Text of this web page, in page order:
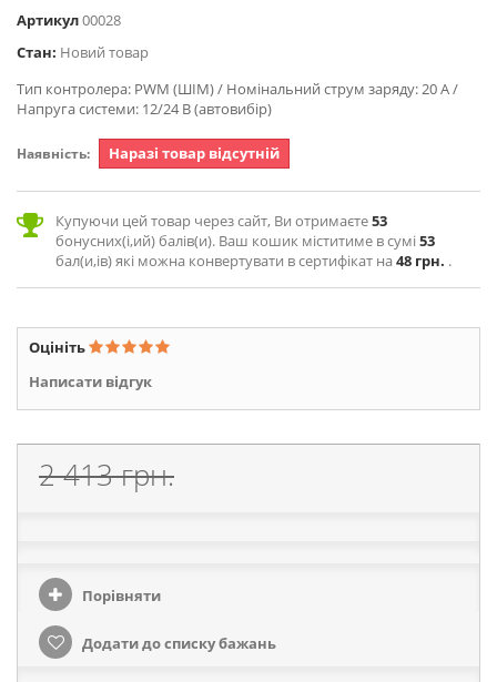
Артикул00028
Стан: Новий товар
Тип контролера: PWM (ШІМ) / Номінальний струм заряду: 20 А /
Напруга системи: 12/24 В (автовибір)
Наявність: Наразі товар відсутній
Купуючи цей товар через сайт, Ви отримаєте53
бонусних(і,ий) балів(и). Ваш кошик міститиме в сумі53
бал(и,ів) які можна конвертувати в сертифікат на48 грн. .
Оцініть
Написати відгук
2 413 грн.
Порівняти
Додати до списку бажань